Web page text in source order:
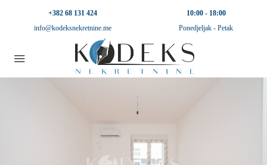
+382 68 131 424
info@kodeksnekretnine.me
10:00 - 18:00
Ponedjeljak - Petak